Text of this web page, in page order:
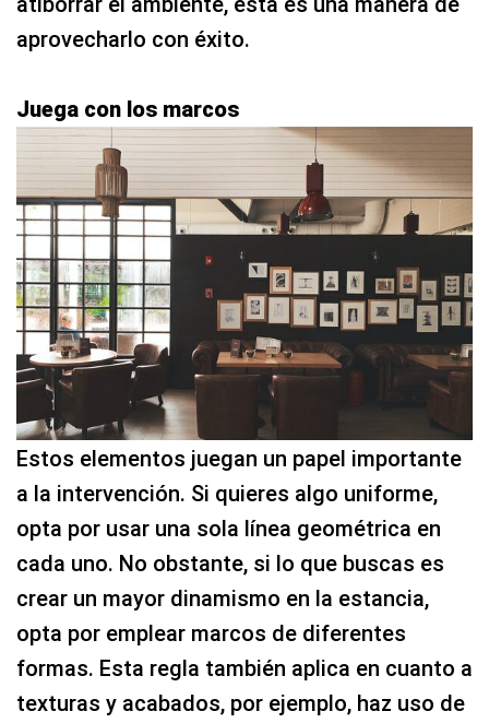
aprovecharlo con éxito.
Juega con los marcos
Estos elementos juegan un papel importante
a la intervención. Si quieres algo uniforme,
opta por usar una sola línea geométrica en
cada uno. No obstante, si lo que buscas es
crear un mayor dinamismo en la estancia,
opta por emplear marcos de diferentes
formas. Esta regla también aplica en cuanto a
texturas y acabados, por ejemplo, haz uso de